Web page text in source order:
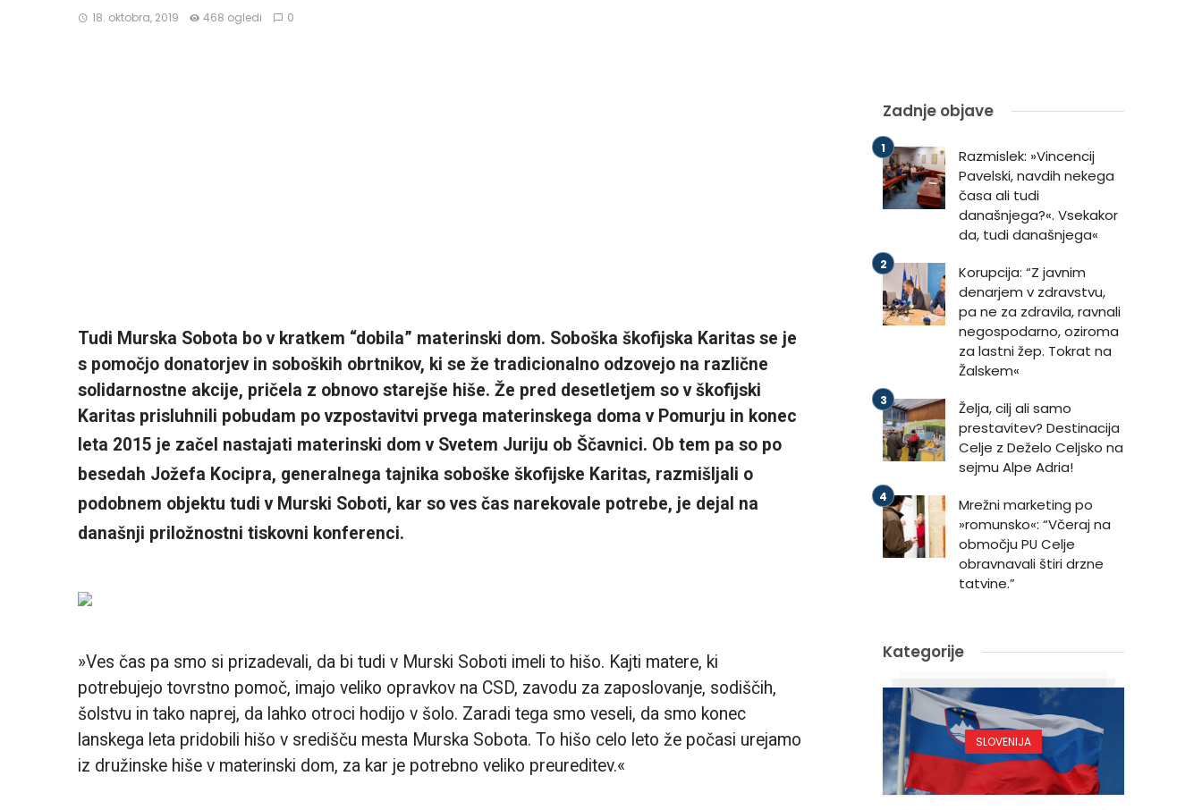
18. oktobra, 2019 468 ogledi 0
Tudi Murska Sobota bo v kratkem “dobila” materinski dom. Soboška škofijska Karitas se je
s pomočjo donatorjev in soboških obrtnikov, ki se že tradicionalno odzovejo na različne
solidarnostne akcije, pričela z obnovo starejše hiše. Že pred desetletjem so v škofijski
Karitas prisluhnili pobudam po vzpostavitvi prvega materinskega doma v Pomurju in konec
leta 2015 je začel nastajati materinski dom v Svetem Juriju ob Ščavnici. Ob tem pa so po
besedah Jožefa Kocipra, generalnega tajnika soboške škofijske Karitas, razmišljali o
podobnem objektu tudi v Murski Soboti, kar so ves čas narekovale potrebe, je dejal na
današnji priložnostni tiskovni konferenci.
»Ves čas pa smo si prizadevali, da bi tudi v Murski Soboti imeli to hišo. Kajti matere, ki
potrebujejo tovrstno pomoč, imajo veliko opravkov na CSD, zavodu za zaposlovanje, sodiščih,
šolstvu in tako naprej, da lahko otroci hodijo v šolo. Zaradi tega smo veseli, da smo konec
lanskega leta pridobili hišo v središču mesta Murska Sobota. To hišo celo leto že počasi urejamo
iz družinske hiše v materinski dom, za kar je potrebno veliko preureditev.«
Zadnje objave
Razmislek: »Vincencij
Pavelski, navdih nekega
časa ali tudi
današnjega?«. Vsekakor
da, tudi današnjega«
Korupcija: “Z javnim
denarjem v zdravstvu,
pa ne za zdravila, ravnali
negospodarno, oziroma
za lastni žep. Tokrat na
Žalskem«
Želja, cilj ali samo
prestavitev? Destinacija
Celje z Deželo Celjsko na
sejmu Alpe Adria!
Mrežni marketing po
»romunsko«: “Včeraj na
območju PU Celje
obravnavali štiri drzne
tatvine.”
Kategorije
SLOVENIJA